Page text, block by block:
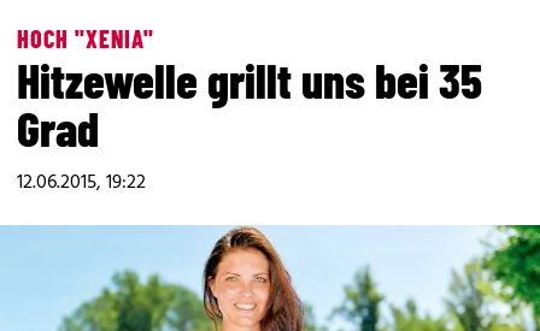
HOCH "XENIA"
Hitzewelle grillt uns bei 35
Grad
12.06.2015, 19:22